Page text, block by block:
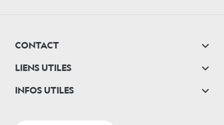
CONTACT
LIENS UTILES
INFOS UTILES